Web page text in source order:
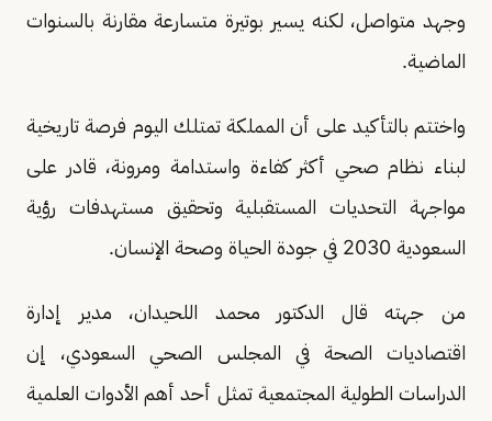
وجهد متواصل، لكنه يسير بوتيرة متسارعة مقارنة بالسنوات
الماضية.
واختتم بالتأكيد على أن المملكة تمتلك اليوم فرصة تاريخية
لبناء نظام صحي أكثر كفاءة واستدامة ومرونة، قادر على
مواجهة التحديات المستقبلية وتحقيق مستهدفات رؤية
السعودية 2030 في جودة الحياة وصحة الإنسان.
من جهته قال الدكتور محمد اللحيدان، مدير إدارة
اقتصاديات الصحة في المجلس الصحي السعودي، إن
الدراسات الطولية المجتمعية تمثل أحد أهم الأدوات العلمية